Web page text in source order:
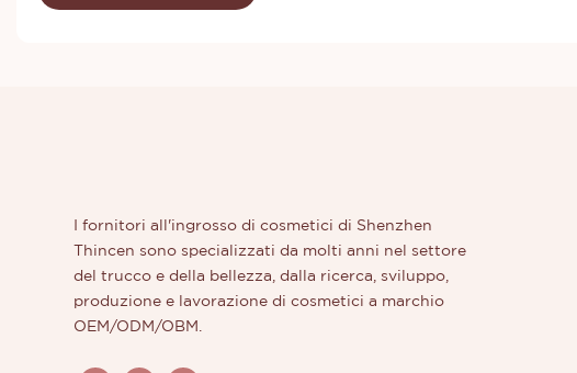
I fornitori all'ingrosso di cosmetici di Shenzhen
Thincen sono specializzati da molti anni nel settore
del trucco e della bellezza, dalla ricerca, sviluppo,
produzione e lavorazione di cosmetici a marchio
OEM/ODM/OBM.